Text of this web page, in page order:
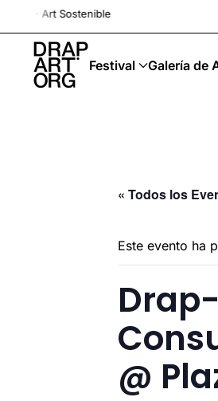
Ir al contenido principal
Festival Galería de
« Todos los
Este evento ha
@